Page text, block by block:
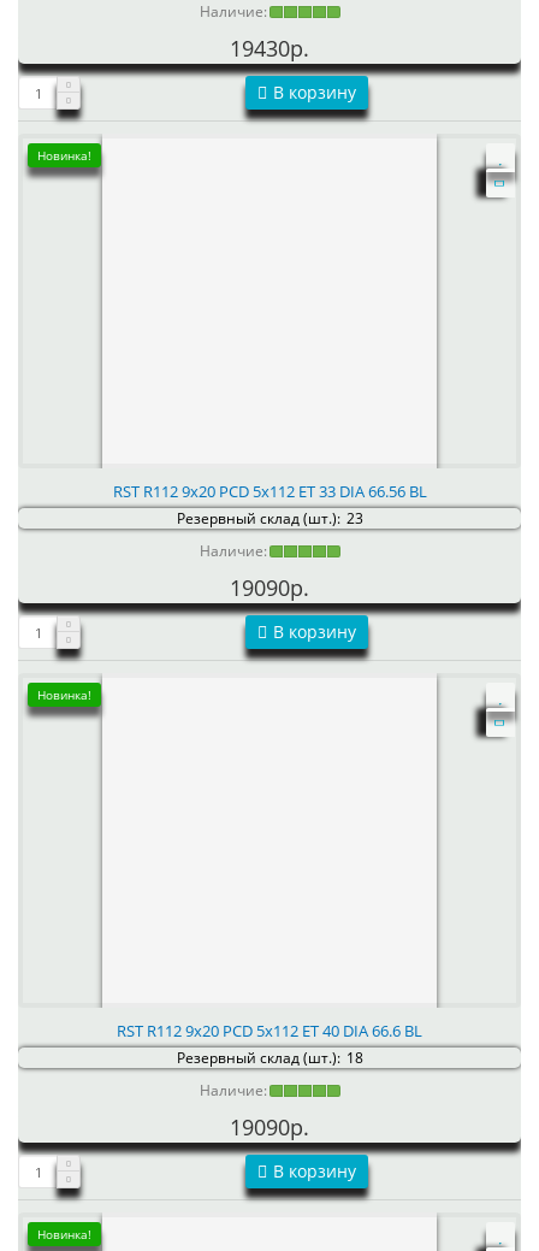
Наличие:
19430р.
В корзину
Новинка!
RST R112 9x20 PCD 5x112 ET 33 DIA 66.56 BL
Резервный склад (шт.): 23
Наличие:
19090р.
В корзину
Новинка!
RST R112 9x20 PCD 5x112 ET 40 DIA 66.6 BL
Резервный склад (шт.): 18
Наличие:
19090р.
В корзину
Новинка!